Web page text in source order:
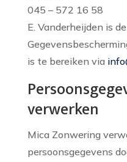
045 – 572 16 58
E. Vanderheijden is
is te bereiken via
verwerken
Mica Zonwering
persoonsgegevens